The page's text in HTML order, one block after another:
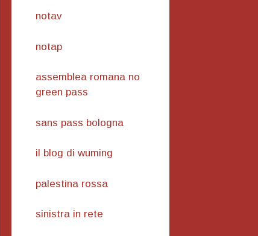
notav
notap
assemblea romana no
green pass
sans pass bologna
il blog di wuming
palestina rossa
sinistra in rete